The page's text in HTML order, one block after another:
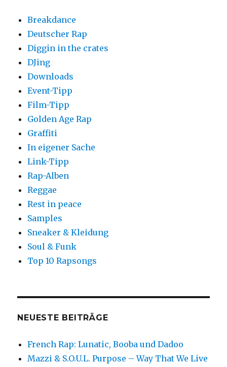
Breakdance
Deutscher Rap
Diggin in the crates
DJing
Downloads
Event-Tipp
Film-Tipp
Golden Age Rap
Graffiti
In eigener Sache
Link-Tipp
Rap-Alben
Reggae
Rest in peace
Samples
Sneaker & Kleidung
Soul & Funk
Top 10 Rapsongs
NEUESTE BEITRÄGE
French Rap: Lunatic, Booba und Dadoo
Mazzi & S.O.U.L. Purpose – Way That We Live